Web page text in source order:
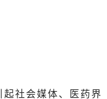
社会媒体、医药界